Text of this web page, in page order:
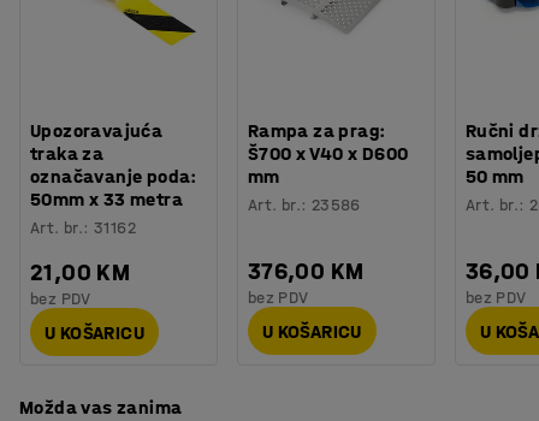
Viličar je izrađen od kvalitetnog čelika. Može se spustiti
lako i neprimjetno, čak i uz maksimalno opterećenje.
ručka osigurava čvršće i udobnije držanje. Paletni viličar
ima oznaku CE.
Tandem najlon
Potreban broj osoba
Procjena vremena: 5
Težina: 59 kg
Montaža: Dolazi sastavljeno
Upozoravajuća
traka za
označavanje poda:
50mm x 33 metra
Art. br.:31162
21,00 KM
bez PDV
U KOŠARICU
Rampa za prag:
Š700 x V40 x D600
mm
Art. br.: 23586
376,00 KM
bez PDV
U KOŠARICU
Ručni
50 mm
Art. br.:
36,00
bez PDV
U
Možda vas zanima